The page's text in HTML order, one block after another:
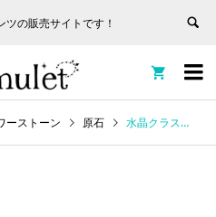
の販売サイトです！


ーストーン 原石 水晶クラスター40g
テンツの販売サイトです！
非表